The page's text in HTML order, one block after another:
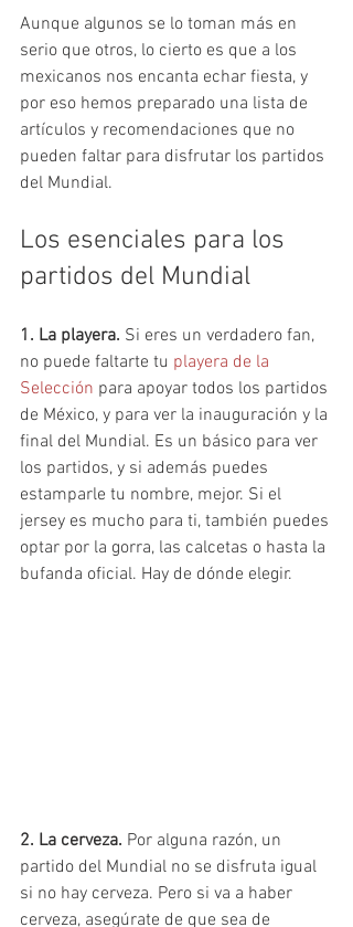
Aunque algunos se lo toman más en
serio que otros, lo cierto es que a los
mexicanos nos encanta echar fiesta, y
por eso hemos preparado una lista de
artículos y recomendaciones que no
pueden faltar para disfrutar los partidos
del Mundial.
Los esenciales para los
partidos del Mundial
1. La playera. Si eres un verdadero fan,
no puede faltarte tu playera de la
Selección para apoyar todos los partidos
de México, y para ver la inauguración y la
final del Mundial. Es un básico para ver
los partidos, y si además puedes
estamparle tu nombre, mejor. Si el
jersey es mucho para ti, también puedes
optar por la gorra, las calcetas o hasta la
bufanda oficial. Hay de dónde elegir.
2. La cerveza. Por alguna razón, un
partido del Mundial no se disfruta igual
si no hay cerveza. Pero si va a haber
cerveza, asegúrate de que sea de